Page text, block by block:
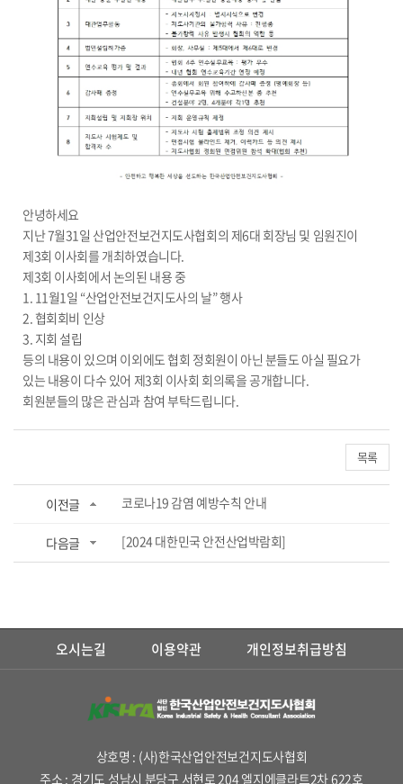
안녕하세요
지난 7월31일 산업안전보건지도사협회의 제6대 회장님 및 임원진이
제3회 이사회를 개최하였습니다.
제3회 이사회에서 논의된 내용 중
1. 11월1일 “산업안전보건지도사의 날” 행사
2. 협회회비 인상
3. 지회 설립
등의 내용이 있으며 이외에도 협회 정회원이 아닌 분들도 아실 필요가
있는 내용이 다수 있어 제3회 이사회 회의록을 공개합니다.
회원분들의 많은 관심과 참여 부탁드립니다.
목록
이전글 코로나19 감염 예방수칙 안내
다음글 [2024 대한민국 안전산업박람회]
오시는길 이용약관 개인정보취급방침
상호명 : (사)한국산업안전보건지도사협회
주소 : 경기도 성남시 분당구 서현로 204 엘지에클라트2차 622호